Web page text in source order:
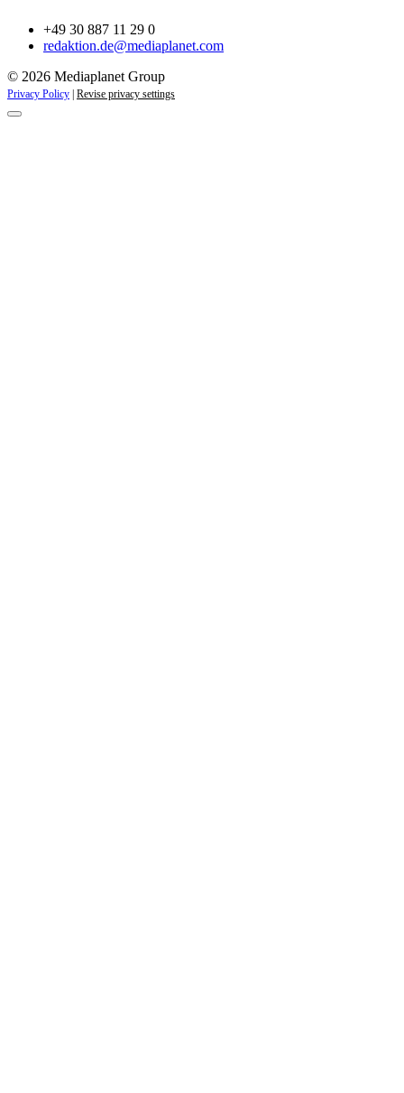
+49 30 887 11 29 0
redaktion.de@mediaplanet.com
© 2026 Mediaplanet Group
Privacy Policy | Revise privacy settings